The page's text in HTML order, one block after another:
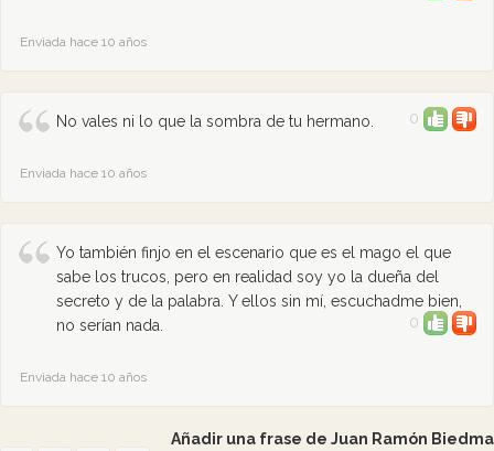
Enviada hace 10 años
No vales ni lo que la sombra de tu hermano. 0
Enviada hace 10 años
Yo también finjo en el escenario que es el mago el que
sabe los trucos, pero en realidad soy yo la dueña del
secreto y de la palabra. Y ellos sin mí, escuchadme bien,
no serían nada.
0
Enviada hace 10 años
Añadir una frase de Juan Ramón Biedma